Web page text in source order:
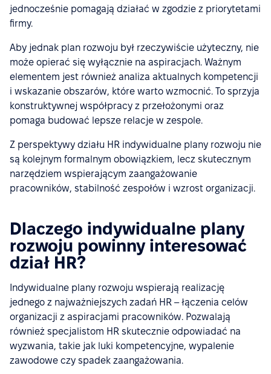
jednocześnie pomagają działać w zgodzie z priorytetami
firmy.
Aby jednak plan rozwoju był rzeczywiście użyteczny, nie
może opierać się wyłącznie na aspiracjach. Ważnym
elementem jest również analiza aktualnych kompetencji
i wskazanie obszarów, które warto wzmocnić. To sprzyja
konstruktywnej współpracy z przełożonymi oraz
pomaga budować lepsze relacje w zespole.
Z perspektywy działu HR indywidualne plany rozwoju nie
są kolejnym formalnym obowiązkiem, lecz skutecznym
narzędziem wspierającym zaangażowanie
pracowników, stabilność zespołów i wzrost organizacji.
Dlaczego indywidualne plany
rozwoju powinny interesować
dział HR?
Indywidualne plany rozwoju wspierają realizację
jednego z najważniejszych zadań HR – łączenia celów
organizacji z aspiracjami pracowników. Pozwalają
również specjalistom HR skutecznie odpowiadać na
wyzwania, takie jak luki kompetencyjne, wypalenie
zawodowe czy spadek zaangażowania.